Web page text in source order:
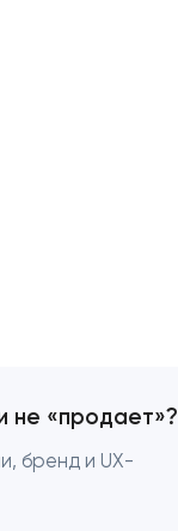
не «продает»?
бренд и UX-